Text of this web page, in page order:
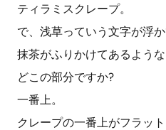
ティラミスクレープ。
で、浅草っていう文字が浮か
抹茶がふりかけてあるような
どこの部分ですか?
一番上。
クレープの一番上がフラッ